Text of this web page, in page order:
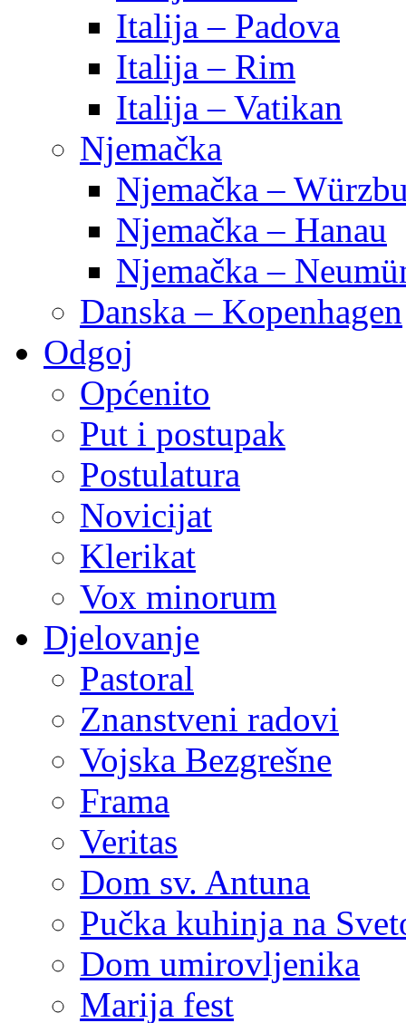
Italija – Padova
Italija – Rim
Italija – Vatikan
Njemačka
Njemačka –
Njemačka – Hanau
Njemačka –
Danska – Kopenhagen
Odgoj
Općenito
Put i postupak
Postulatura
Novicijat
Klerikat
Vox minorum
Djelovanje
Pastoral
Znanstveni radovi
Vojska Bezgrešne
Frama
Veritas
Dom sv. Antuna
Pučka kuhinja na
Dom umirovljenika
Marija fest